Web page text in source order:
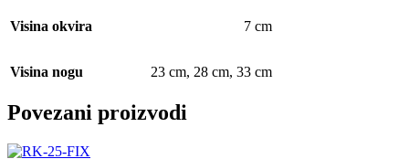
Visina okvira 7 cm
Visina nogu 23 cm, 28 cm, 33 cm
Povezani proizvodi